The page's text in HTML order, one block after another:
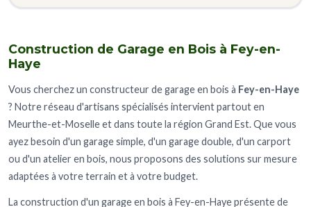
Construction de Garage en Bois à Fey-en-
Haye
Vous cherchez un constructeur de garage en bois à Fey-en-Haye
? Notre réseau d'artisans spécialisés intervient partout en
Meurthe-et-Moselle et dans toute la région Grand Est. Que vous
ayez besoin d'un garage simple, d'un garage double, d'un carport
ou d'un atelier en bois, nous proposons des solutions sur mesure
adaptées à votre terrain et à votre budget.
La construction d'un garage en bois à Fey-en-Haye présente de